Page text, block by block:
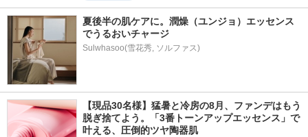
夏後半の肌ケアに。潤燥（ユンジョ）エッセンス
でうるおいチャージ
Sulwhasoo(雪花秀, ソルファス)
【現品30名様】猛暑と冷房の8月、ファンデはもう
脱ぎ捨てよう。「3番トーンアップエッセンス」で
叶える、圧倒的ツヤ陶器肌